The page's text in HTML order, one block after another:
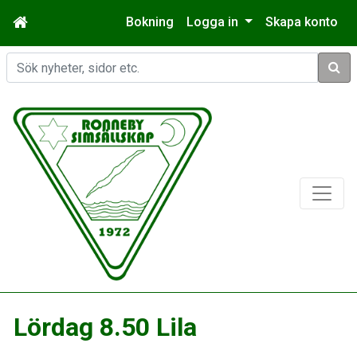
Bokning Logga in Skapa konto
Sök
Lördag 8.50 Lila